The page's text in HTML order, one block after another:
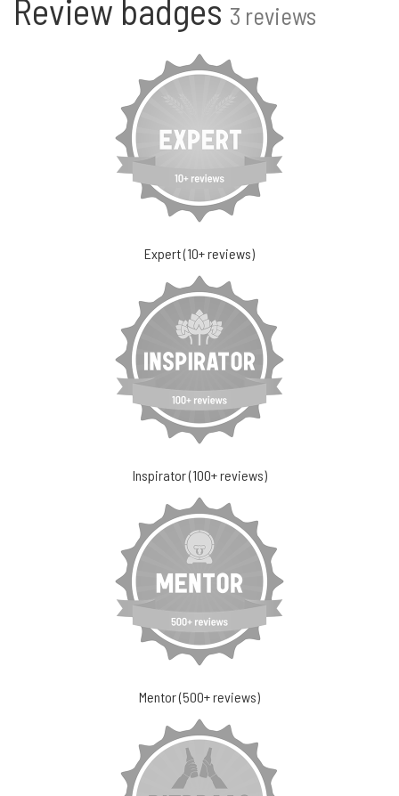
Review badges 3 reviews
Expert (10+ reviews)
Inspirator (100+ reviews)
Mentor (500+ reviews)